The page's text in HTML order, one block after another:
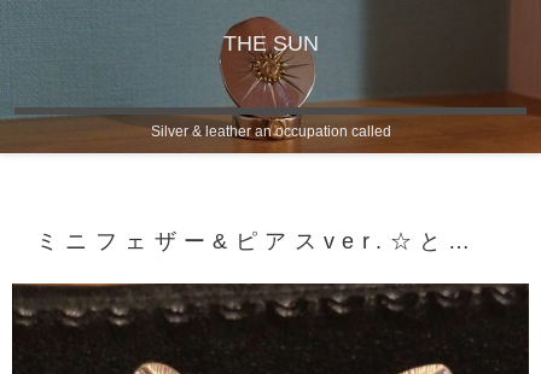
THE SUN
Silver & leather an occupation called
ミニフェザー&ピアスver.☆と…